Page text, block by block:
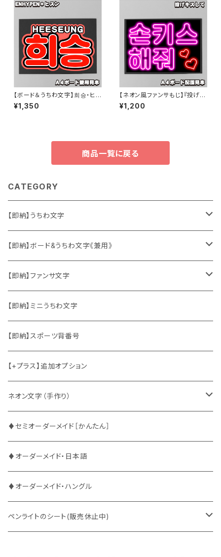
【ボード＆うちわ文字】희승・ヒス
ン② 即納 【ENHYPEN】
¥1,350
【ネオン風ファンサもじ】『投げキ
スして [손키스 해줘]【ボード&
うちわ文字】
¥1,200
商品一覧に戻る
CATEGORY
【即納】うちわ文字
ソロ・歌手&タレント
韓国ソロ・歌手&タレント
東方神起
竜宮城
2PM
ATEEZ
BUDDiiS
DXTEEN
ENHYPEN
EXO
【即納】ボード&うちわ文字《兼用》
ソロ・歌手&タレント
韓国ソロ・歌手&タレント
東方神起
2PM
ASTRO
ATEEZ
BLANK2Y
BOYNEXTDOOR
BUDDiiS
【即納】ファンサ文字
日本語&英語
ハングル
中国語
【即納】ミニうちわ文字
【即納】スポーツ背番号
【+プラス】追加オプション
ネオン文字（手作り）
ファンサ
CRAVITY
ENHYPEN
EXO
♦セミオーダーメイド［かんたん］
♦オーダーメイド・日本語
♦オーダーメイド・ハングル
ペンライトのシート(販売休止中)